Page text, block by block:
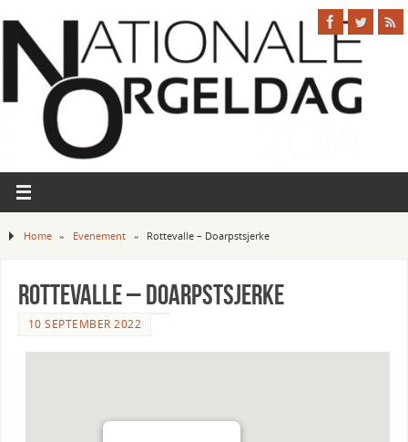
Home » Evenement » Rottevalle – Doarpstsjerke
Rottevalle – Doarpstsjerke
10 SEPTEMBER 2022